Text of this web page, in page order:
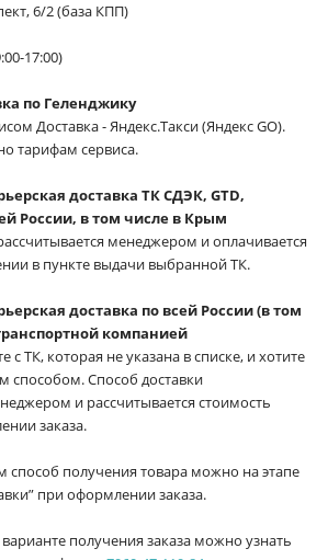
6/2 (база КПП)
17:00)
по Геленджику
Доставка - Яндекс.Такси (Яндекс GO).
тарифам сервиса.
доставка ТК СДЭК, GTD,
России, в том числе в Крым
менеджером и оплачивается
в пункте выдачи выбранной ТК.
доставка по всей России (в том
компанией
с ТК, которая не указана в списке, и хотите
способом. Способ доставки
и рассчитывается стоимость
заказа.
способ получения товара можно на этапе
при оформлении заказа.
получения заказа можно узнать